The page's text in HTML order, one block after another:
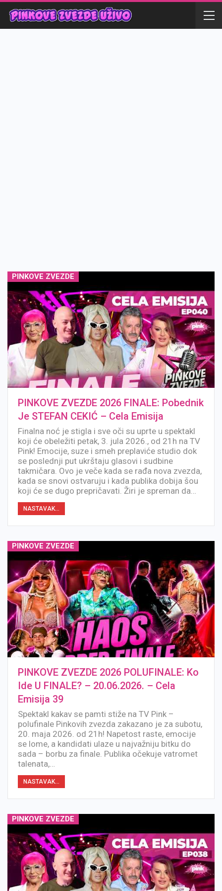
PINKOVE ZVEZDE
PINKOVE ZVEZDE 2026 FINALE: Pobednik
Je STEFAN CEKIĆ – Cela Emisija
Finalna noć je stigla i sve oči su uprte u spektakl
koji će obeležiti petak, 3. jula 2026., od 21h na TV
Pink! Emocije, suze i smeh preplaviće studio dok
se poslednji put ukrštaju glasovi i sudbine
takmičara. Ovo je veče kada se rađa nova zvezda,
kada se snovi ostvaruju i kada publika dobija šou
koji će se dugo prepričavati. Žiri je spreman da…
NASTAVAK...
PINKOVE ZVEZDE
PINKOVE ZVEZDE 2026 POLUFINALE: Ko
Ide U FINALE? – 20.06.2026. – Cela
Emisija 39
Spektakl kakav se pamti stiže na TV Pink –
polufinale Pinkovih zvezda zakazano je za subotu,
20. maja 2026. od 21h! Napetost raste, emocije
se lome, a kandidati ulaze u najvažniju bitku do
sada – borbu za finale. Publika očekuje vatromet
talenata,…
NASTAVAK...
PINKOVE ZVEZDE